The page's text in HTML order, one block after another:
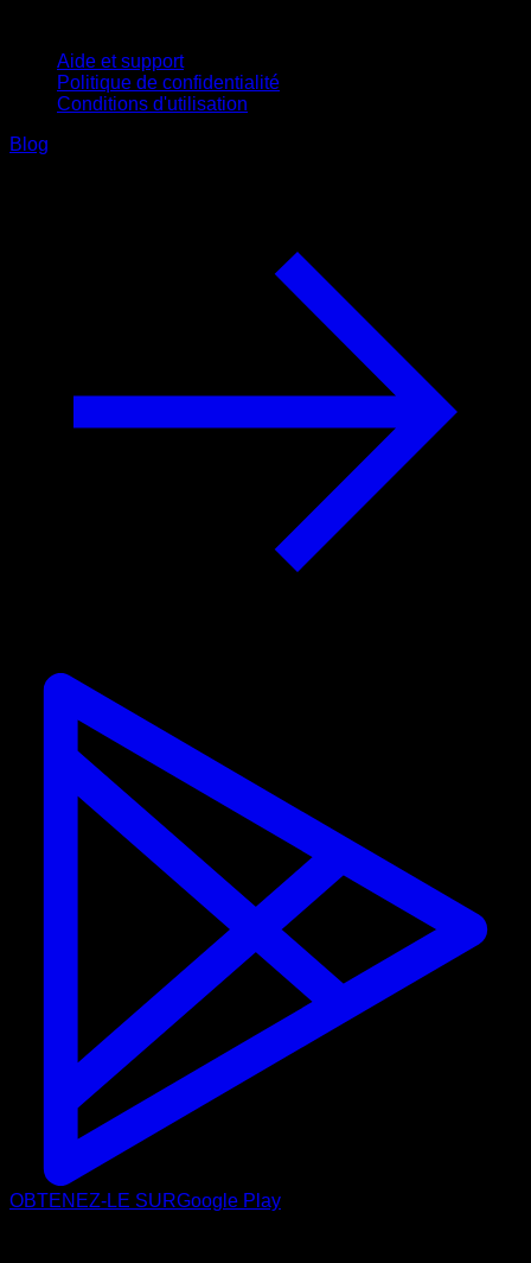
Aide et support
Politique de confidentialité
Conditions d'utilisation
Blog
OBTENEZ-LE SURGoogle Play